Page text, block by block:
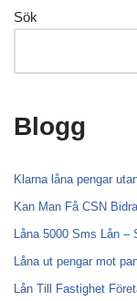
Sök
Blogg
Klarna låna pengar
Kan Man Få CSN
Låna 5000 Sms Lån
Låna ut pengar mot
Lån Till Fastighet